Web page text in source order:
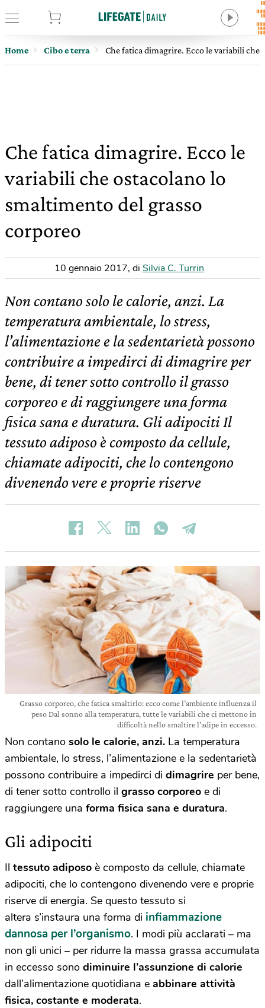
Home Cibo e terra Che fatica dimagrire. Ecco le variabili che
Che fatica dimagrire. Ecco le
variabili che ostacolano lo
smaltimento del grasso
corporeo
10 gennaio 2017, di Silvia C. Turrin
Non contano solo le calorie, anzi. La
temperatura ambientale, lo stress,
l’alimentazione e la sedentarietà possono
contribuire a impedirci di dimagrire per
bene, di tener sotto controllo il grasso
corporeo e di raggiungere una forma
fisica sana e duratura. Gli adipociti Il
tessuto adiposo è composto da cellule,
chiamate adipociti, che lo contengono
divenendo vere e proprie riserve
Grasso corporeo, che fatica smaltirlo: ecco come l’ambiente influenza il
peso Dal sonno alla temperatura, tutte le variabili che ci mettono in
difficoltà nello smaltire l'adipe in eccesso.
Non contano solo le calorie, anzi. La temperatura
ambientale, lo stress, l’alimentazione e la sedentarietà
possono contribuire a impedirci di dimagrire per bene,
di tener sotto controllo il grasso corporeo e di
raggiungere una forma fisica sana e duratura.
Gli adipociti
Il tessuto adiposo è composto da cellule, chiamate
adipociti, che lo contengono divenendo vere e proprie
riserve di energia. Se questo tessuto si
altera s’instaura una forma di infiammazione
dannosa per l’organismo. I modi più acclarati – ma
non gli unici – per ridurre la massa grassa accumulata
in eccesso sono diminuire l’assunzione di calorie
dall’alimentazione quotidiana e abbinare attività
fisica, costante e moderata.